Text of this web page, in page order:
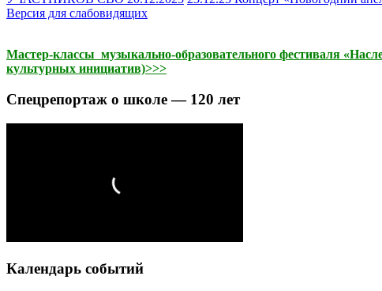
Версия для слабовидящих
Мастер-классы музыкально-образовательного фестиваля
культурных инициатив)>>>
Спецрепортаж о школе — 120 лет
Календарь событий